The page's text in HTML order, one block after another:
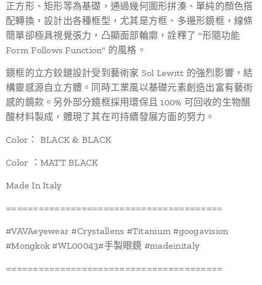
正方形、矩形等為基礎，通過幾何圖形拼湊、單純的顏色搭
配轉換，設計出各種框型，尤其是方框、多邊形鏡框，線條
簡單卻極具視覺張力，凸顯面部輪廓，詮釋了 "形隨功能
Form Follows Function" 的風格。
鏡框的立方鉸鏈設計受到藝術家 Sol Lewitt 的強烈影響，結
構靈感源自立方體。同時工業風以基礎元素創造出富有藝術
感的鏡款。另外部分鏡框採用環保且 100% 可回收的生物醋
酸材料製成，體現了其在可持續發展方面的努力。
Color： BLACK & BLACK
Color ：MATT BLACK
Made In Italy
========================================
#VAVAeyewear #Crystallens #Titanium #googavision
#Mongkok #WL00043#手製眼鏡 #madeinitaly
========================================